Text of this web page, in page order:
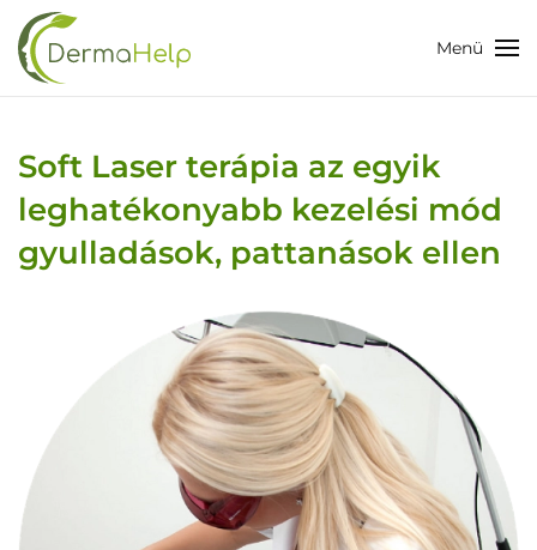
Skip
to
Menü
Soft Laser terápia az egyik
leghatékonyabb kezelési mód
gyulladások, pattanások ellen